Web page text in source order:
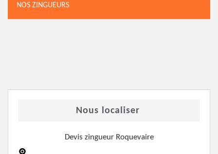
NOS ZINGUEURS
Nous localiser
Devis zingueur Roquevaire